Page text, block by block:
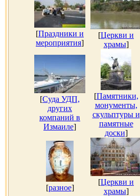
[Праздники и
мероприятия]
[Церкви и
храмы]
[Суда УДП,
других
компаний в
Измаиле]
[Памятники,
монументы,
скульптуры и
памятные
доски]
[разное]
[Церкви и
храмы]